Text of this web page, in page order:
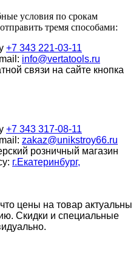
условия по срокам
тремя способами:
+7 343 221-03-11
info@vertatools.ru
связи на сайте кнопка
+7 343 317-08-11
zakaz@unikstroy66.ru
розничный магазин
г.Екатеринбург,
цены на товар актуальны
Скидки и специальные